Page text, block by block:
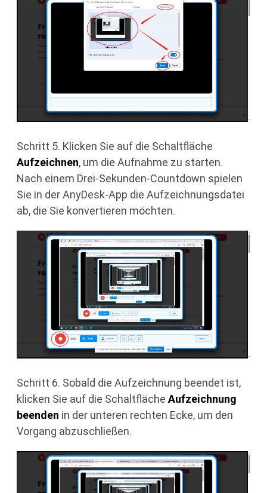
Schritt 5. Klicken Sie auf die Schaltfläche
Aufzeichnen, um die Aufnahme zu starten.
Nach einem Drei-Sekunden-Countdown spielen
Sie in der AnyDesk-App die Aufzeichnungsdatei
ab, die Sie konvertieren möchten.
Schritt 6. Sobald die Aufzeichnung beendet ist,
klicken Sie auf die Schaltfläche Aufzeichnung
beenden in der unteren rechten Ecke, um den
Vorgang abzuschließen.